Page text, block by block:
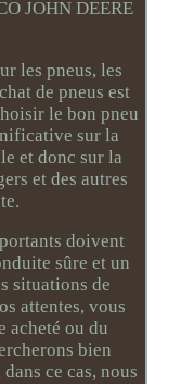
JOHN DEERE
les pneus, les
de pneus est
le bon pneu
sur la
et donc sur la
et des autres
doivent
sûre et un
situations de
attentes, vous
acheté ou du
bien
ce cas, nous